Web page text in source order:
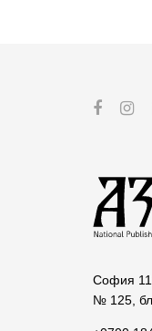
София
№ 125,